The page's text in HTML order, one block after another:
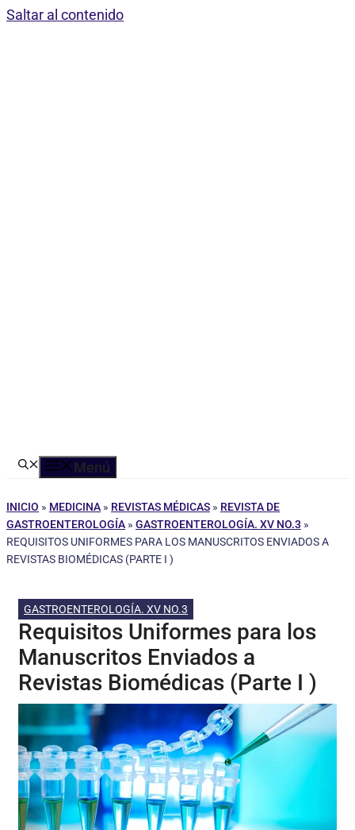
Saltar al contenido
Menú
INICIO » MEDICINA » REVISTAS MÉDICAS » REVISTA DE
GASTROENTEROLOGÍA » GASTROENTEROLOGÍA. XV NO.3 »
REQUISITOS UNIFORMES PARA LOS MANUSCRITOS ENVIADOS A
REVISTAS BIOMÉDICAS (PARTE I )
GASTROENTEROLOGÍA. XV NO.3
Requisitos Uniformes para los
Manuscritos Enviados a
Revistas Biomédicas (Parte I )